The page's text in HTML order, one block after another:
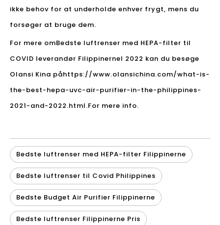
ikke behov for at underholde enhver frygt, mens du
forsøger at bruge dem.
For mere omBedste luftrenser med HEPA-filter til
COVID leverandør FilippinerneI 2022 kan du besøge
Olansi Kina påhttps://www.olansichina.com/what-is-
the-best-hepa-uvc-air-purifier-in-the-philippines-
2021-and-2022.html.For mere info.
Bedste luftrenser med HEPA-filter Filippinerne
Bedste luftrenser til Covid Philippines
Bedste Budget Air Purifier Filippinerne
Bedste luftrenser Filippinerne Pris